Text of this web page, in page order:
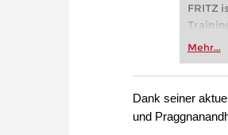
FRITZ
zuvor.
Mehr...
Dank seiner
und